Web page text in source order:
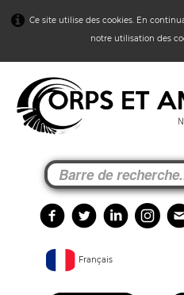
Ce site utilise des cookies. En
notre utilisation des
Français